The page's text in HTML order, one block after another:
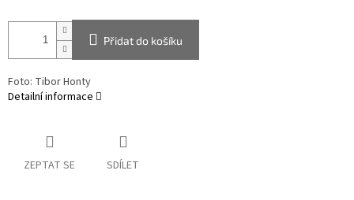
Přidat do košíku
Foto: Tibor Honty
Detailní informace
ZEPTAT SE SDÍLET